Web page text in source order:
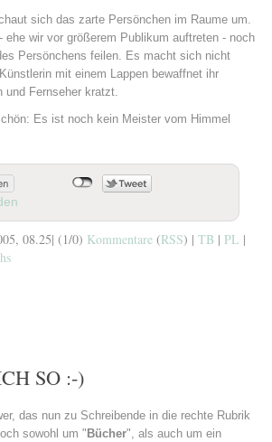
sich das zarte Persönchen im Raume um.
ehe wir vor größerem Publikum auftreten - noch
Persönchens feilen. Es macht sich nicht
mit einem Lappen bewaffnet ihr
und Fernseher kratzt.
Es ist noch kein Meister vom Himmel
08.25| (1/0) Kommentare (RSS) | TB | PL |
SO :-)
das nun zu Schreibende in die rechte Rubrik
sowohl um " Bücher", als auch um ein